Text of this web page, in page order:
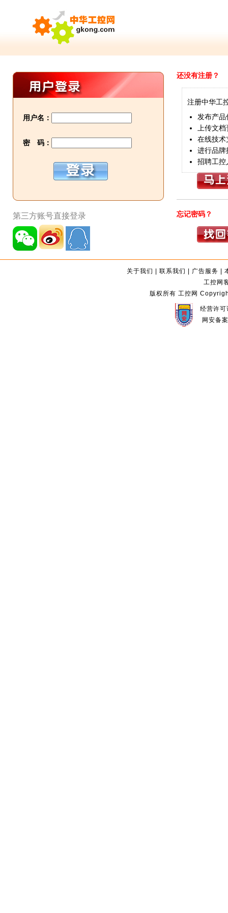
用户名：
密 码：
第三方账号直接登录
还没有注册？
注册中华工
发布产品
上传文档
在线技术
进行品牌
招聘工控
忘记密码？
关于我们 |联系我们 | 广告服务 |
工控网
版权所有 工控网
经营许
网安备